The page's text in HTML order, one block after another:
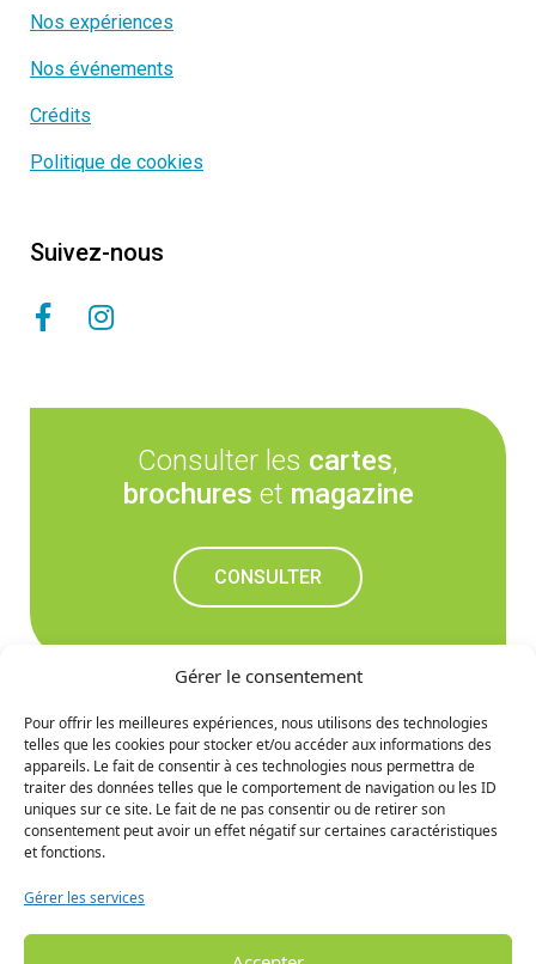
Gérer le consentement
Pour offrir les meilleures expériences, nous utilisons des technologies
telles que les cookies pour stocker et/ou accéder aux informations des
appareils. Le fait de consentir à ces technologies nous permettra de
traiter des données telles que le comportement de navigation ou les ID
uniques sur ce site. Le fait de ne pas consentir ou de retirer son
consentement peut avoir un effet négatif sur certaines caractéristiques
et fonctions.
Gérer les services
Nos expériences
Nos événements
Crédits
Politique de cookies
Suivez-nous
Consulter les cartes,
brochures et magazine
CONSULTER
Ne manquez rien des
prochaines nouvelles